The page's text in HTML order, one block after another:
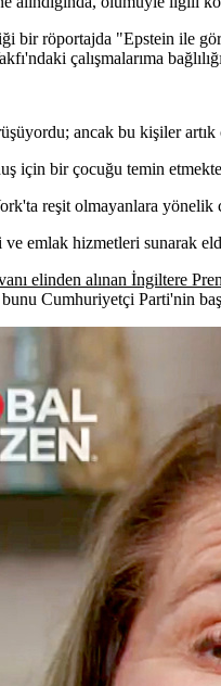
bir röportajda "Epstein ile
çalışmalarıma
ancak bu kişiler
için bir çocuğu temin
reşit olmayanlara yönelik
emlak hizmetleri sunarak
elinden alınan İngiltere
Cumhuriyetçi Parti'nin